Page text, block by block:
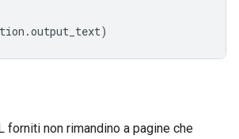
.output_text)
forniti non rimandino a pagine che